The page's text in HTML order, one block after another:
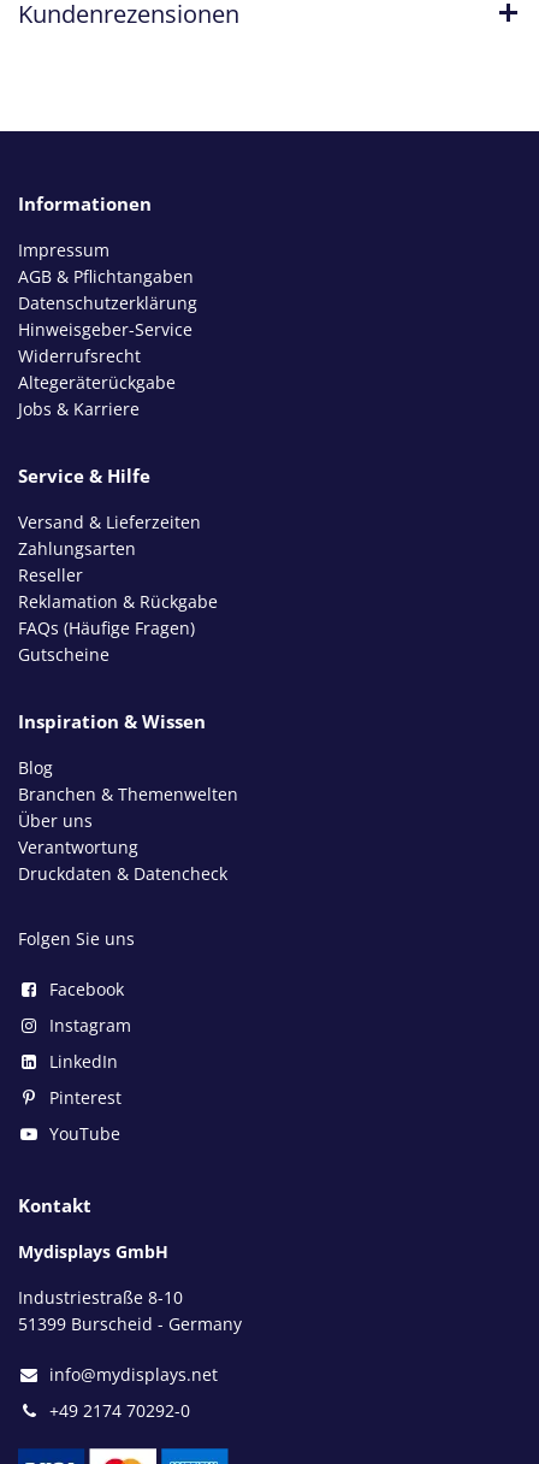
Kundenrezensionen
Informationen
Impressum
AGB & Pflichtangaben
Datenschutzerklärung
Hinweisgeber-Service
Widerrufsrecht
Altegeräterückgabe
Jobs & Karriere
Service & Hilfe
Versand & Lieferzeiten
Zahlungsarten
Reseller
Reklamation & Rückgabe
FAQs (Häufige Fragen)
Gutscheine
Inspiration & Wissen
Blog
Branchen & Themenwelten
Über uns
Verantwortung
Druckdaten & Datencheck
Folgen Sie uns
Facebook
Instagram
LinkedIn
Pinterest
YouTube
Kontakt
Mydisplays GmbH
Industriestraße 8-10
51399 Burscheid - Germany
info@mydisplays.net
+49 2174 70292-0